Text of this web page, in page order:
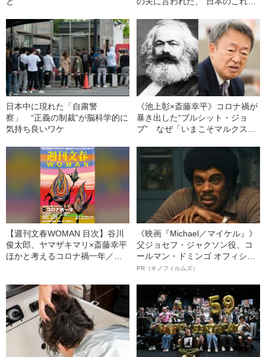
日本中に現れた「自粛警
察」 “正義の制裁”が脳科学的に
気持ち良いワケ
《池上彰×斎藤幸平》コロナ禍が
暴き出した“ブルシット・ジョ
ブ” なぜ「いまこそマルクス」
【週刊文春WOMAN 目次】谷川
俊太郎、ヤマザキマリ×斎藤幸平
ほかと考えるコロナ禍一年／内
《映画『Michael／マイケル』》
父ジョセフ・ジャクソン役、コ
ールマン・ドミンゴ オフィシャ
ルインタビュー“観客を魅了した
語る”《日本興収70億円突破》
PR（キノフィルムズ）